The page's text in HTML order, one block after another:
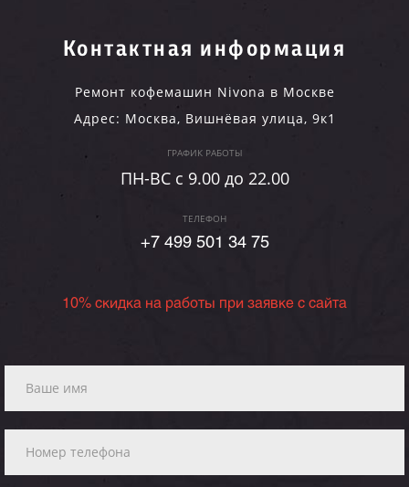
Контактная информация
Ремонт кофемашин Nivona в Москве
Адрес: Москва, Вишнёвая улица, 9к1
ГРАФИК РАБОТЫ
ПН-ВC c 9.00 до 22.00
ТЕЛЕФОН
+7 499 501 34 75
10% скидка на работы при заявке с сайта